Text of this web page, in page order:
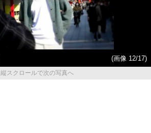
(画像 12/17)
縦スクロールで次の写真へ